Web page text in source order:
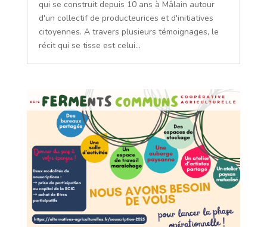
qui se construit depuis 10 ans à Mâlain autour
d'un collectif de producteurices et d'initiatives
citoyennes. A travers plusieurs témoignages, le
récit qui se tisse est celui...